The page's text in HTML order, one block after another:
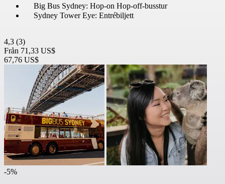
Big Bus Sydney: Hop-on Hop-off-busstur
Sydney Tower Eye: Entrébiljett
4,3 (3)
Från 71,33 US$
67,76 US$
-5%